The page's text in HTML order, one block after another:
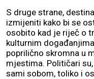
S druge strane,
izmijeniti kako bi se
osobito kad je riječ o
kulturnim
poprilično skromna u
mjestima. Političari
sami sobom, toliko i